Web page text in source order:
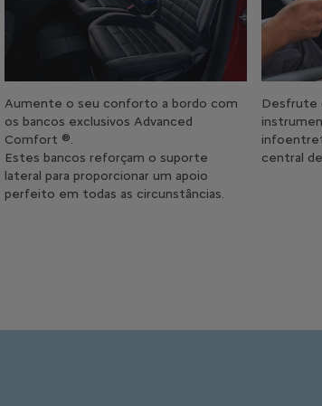
Aumente o seu conforto a bordo com
os bancos exclusivos Advanced
Comfort ®.
Estes bancos reforçam o suporte
lateral para proporcionar um apoio
perfeito em todas as circunstâncias.
Desfrute
central